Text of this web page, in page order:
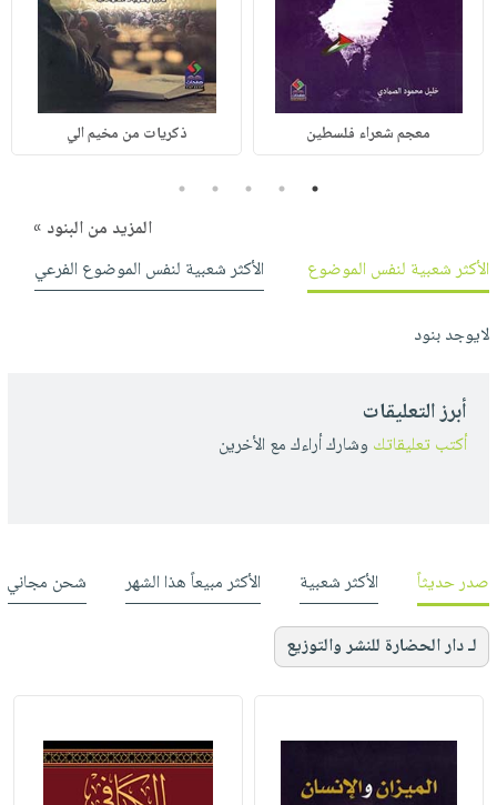
معجم شعراء فلسطين ذكريات من مخيم الي
1
2
3
4
5
المزيد من البنود »
الأكثر شعبية لنفس الموضوع
الأكثر شعبية لنفس الموضوع الفرعي
لايوجد بنود
أبرز التعليقات
أكتب تعليقاتك وشارك أراءك مع الأخرين
صدر حديثاً الأكثر شعبية الأكثر مبيعاً هذا الشهر شحن مجاني
لـ دار الحضارة للنشر والتوزيع